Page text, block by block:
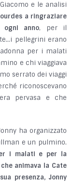
e le analisi
a ringraziare
ogni anno, per il
pellegrini erano
per i malati
e chi viaggiava
serrato dei viaggi
riconoscevano
pervasa e che
ha organizzato
e un pulmino.
i malati e per la
animava la Cate
presenza, Jonny